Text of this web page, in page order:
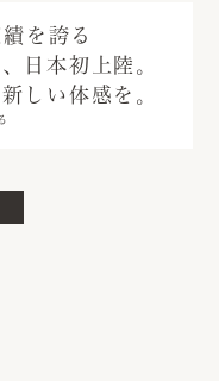
を誇る
日本初上陸。
しい体感を。